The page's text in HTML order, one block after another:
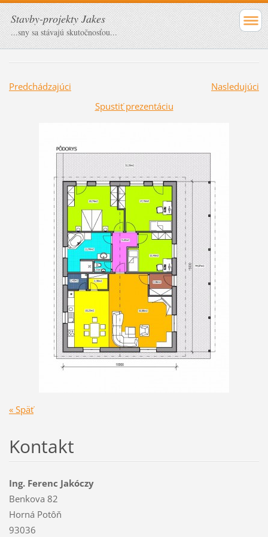
Stavby-projekty Jakes
...sny sa stávajú skutočnosťou...
Predchádzajúci
Nasledujúci
Spustiť prezentáciu
« Späť
Kontakt
Ing. Ferenc Jakóczy
Benkova 82
Horná Potôň
93036